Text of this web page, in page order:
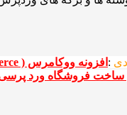
ورد پرسی